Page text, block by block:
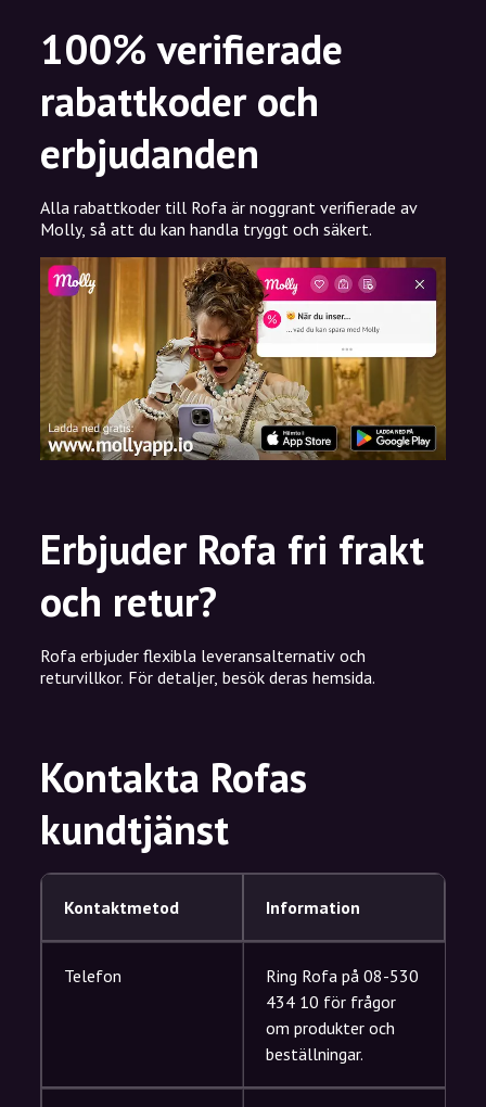
100% verifierade
rabattkoder och
erbjudanden
Alla rabattkoder till Rofa är noggrant verifierade av
Molly, så att du kan handla tryggt och säkert.
Erbjuder Rofa fri frakt
och retur?
Rofa erbjuder flexibla leveransalternativ och
returvillkor. För detaljer, besök deras hemsida.
Kontakta Rofas
kundtjänst
Kontaktmetod Information
Telefon
Ring Rofa på 08-530
434 10 för frågor
om produkter och
beställningar.